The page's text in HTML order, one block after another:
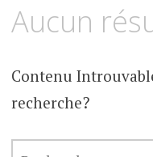
au
Aucun
Contenu
recherche?